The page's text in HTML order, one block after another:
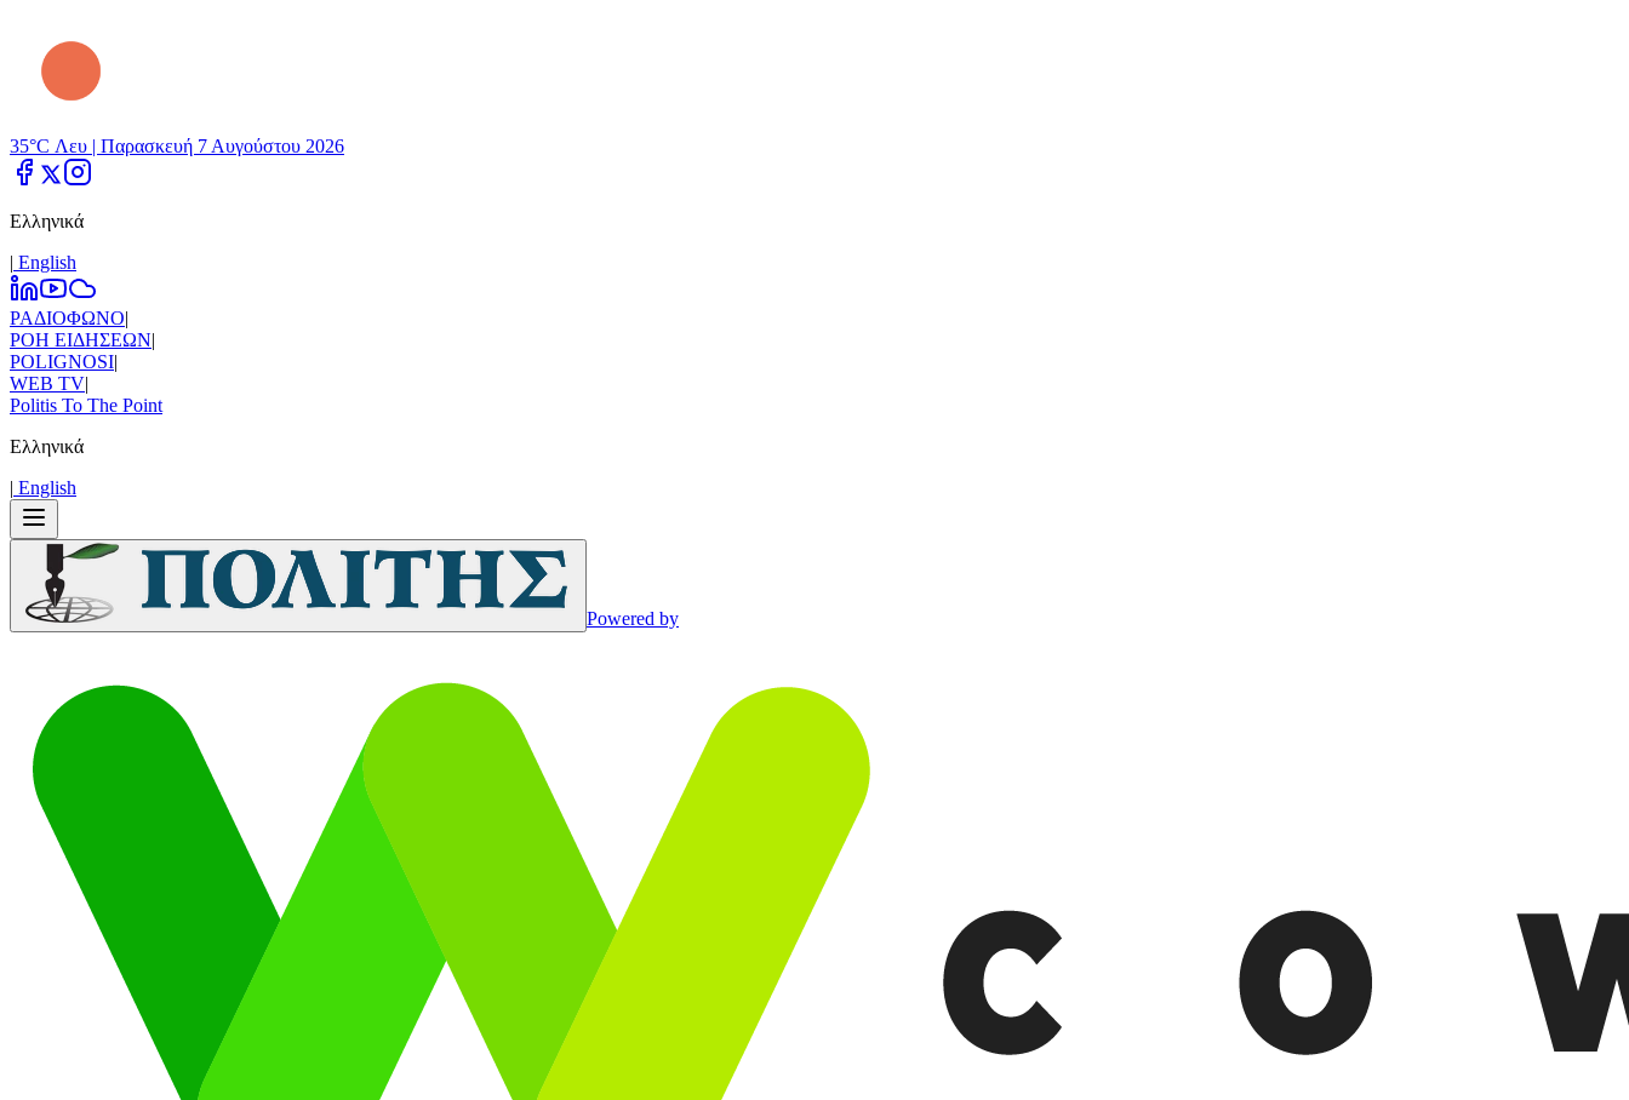
35°C Λευ | Παρασκευή 7 Αυγούστου 2026
Ελληνικά
| Εnglish
ΡΑΔΙΟΦΩΝΟ|
ΡΟΗ ΕΙΔΗΣΕΩΝ|
POLIGNOSI|
WEB TV|
Politis To The Point
Ελληνικά
| Εnglish
Powered by